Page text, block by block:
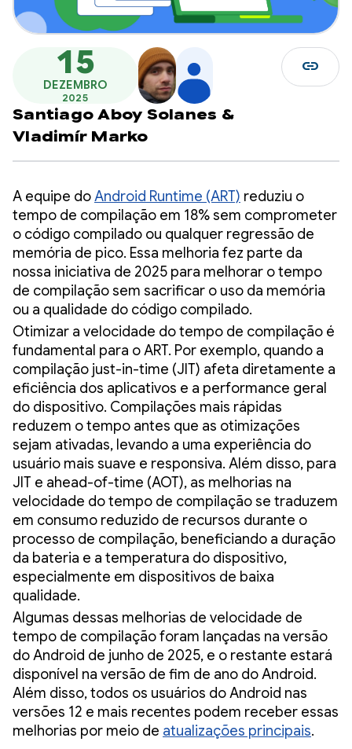
15
DEZEMBRO
2025
Santiago Aboy Solanes &
Vladimír Marko
link
A equipe doAndroid Runtime (ART) reduziu o
tempo de compilação em 18% sem comprometer
o código compilado ou qualquer regressão de
memória de pico. Essa melhoria fez parte da
nossa iniciativa de 2025 para melhorar o tempo
de compilação sem sacrificar o uso da memória
ou a qualidade do código compilado.
Otimizar a velocidade do tempo de compilação é
fundamental para o ART. Por exemplo, quando a
compilação just-in-time (JIT) afeta diretamente a
eficiência dos aplicativos e a performance geral
do dispositivo. Compilações mais rápidas
reduzem o tempo antes que as otimizações
sejam ativadas, levando a uma experiência do
usuário mais suave e responsiva. Além disso, para
JIT e ahead-of-time (AOT), as melhorias na
velocidade do tempo de compilação se traduzem
em consumo reduzido de recursos durante o
processo de compilação, beneficiando a duração
da bateria e a temperatura do dispositivo,
especialmente em dispositivos de baixa
qualidade.
Algumas dessas melhorias de velocidade de
tempo de compilação foram lançadas na versão
do Android de junho de 2025, e o restante estará
disponível na versão de fim de ano do Android.
Além disso, todos os usuários do Android nas
versões 12 e mais recentes podem receber essas
melhorias por meio de atualizações principais.